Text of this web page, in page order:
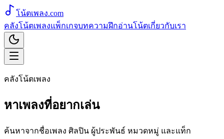
โน้ตเพลง.com
คลังโน้ตเพลงแพ็กเกจบทความฝึกอ่านโน้ตเกี่ยวกับเรา
คลังโน้ตเพลง
หาเพลงที่อยากเล่น
ค้นหาจากชื่อเพลง ศิลปิน ผู้ประพันธ์ หมวดหมู่ และแท็ก